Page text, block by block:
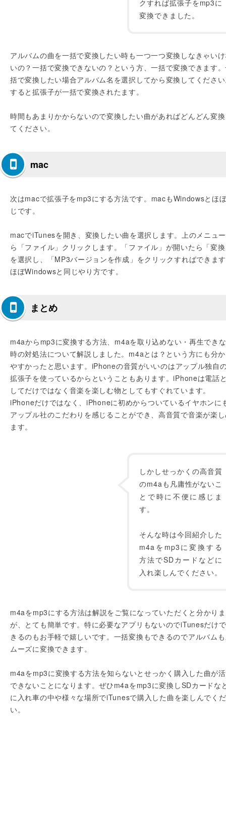
クすれば拡張子をmp3に
変換できました。
アルバムの曲を一括で変換したい時も一つ一つ変換しなきゃい
いの？一括で変換できないの？という方、一括で変換できます
括で変換したい場合アルバム名を選択してから変換してくださ
すると拡張子が一括で変換されたます。
時間もあまりかからないので変換したい曲があればどんどん変
てください。
mac
次はmacで拡張子をmp3にする方法です。macもWindowsとほ
じです。
macでiTunesを開き、変換したい曲を選択します。上のメニュ
ら「ファイル」クリックします。「ファイル」が開いたら「変
を選択し、「MP3バージョンを作成」をクリックすればできま
ほぼWindowsと同じやり方です。
まとめ
m4aからmp3に変換する方法、m4aを取り込めない・再生でき
時の対処法について解説しました。m4aとは？という方にも分
やすかったと思います。iPhoneの音質がいいのはアップル独自
拡張子を使っているからということもあります。iPhoneは電話
してだけではなく音楽を楽しむ物としてもすぐれています。
iPhoneだけではなく、iPhoneに初めからついているイヤホンに
アップル社のこだわりを感じることができ、高音質で音楽が楽
ます。
しかしせっかくの高音質
のm4aも凡庸性がないこ
とで時に不便に感じま
す。
そんな時は今回紹介した
m4aをmp3に変換する
方法でSDカードなどに
入れ楽しんでください。
m4aをmp3にする方法は解説をご覧になっていただくと分かり
が、とても簡単です。特に必要なアプリもないのでiTunesだけ
きるのもお手軽で嬉しいです。一括変換もできるのでアルバム
ムーズに変換できます。
m4aをmp3に変換する方法を知らないとせっかく購入した曲が
できないことになります。ぜひm4aをmp3に変換しSDカードな
に入れ車の中や様々な場所でiTunesで購入した曲を楽しんでく
い。